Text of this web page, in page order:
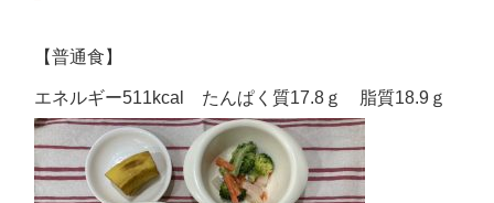
【普通食】
エネルギー511kcal たんぱく質17.8ｇ 脂質18.9ｇ